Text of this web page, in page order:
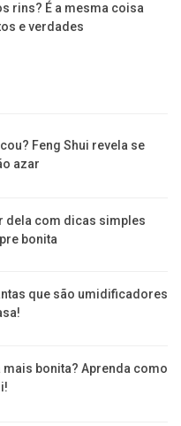
rins? É a mesma coisa
e verdades
Feng Shui revela se
azar
dela com dicas simples
bonita
que são umidificadores
mais bonita? Aprenda como